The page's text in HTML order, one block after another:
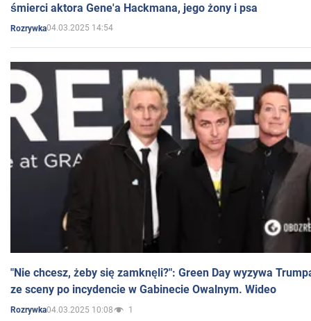
śmierci aktora Gene'a Hackmana, jego żony i psa
Rozrywka04.03.2025 14:54
"Nie chcesz, żeby się zamknęli?": Green Day wyzywa
ze sceny po incydencie w Gabinecie Owalnym. Wideo
Rozrywka04.03.2025 10:08 1